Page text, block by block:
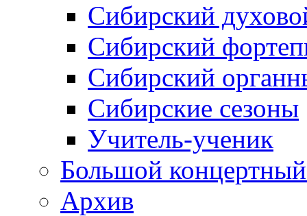
Сибирский
Сибирский
Сибирский
Сибирские сезоны
Учитель-ученик
Большой концертный
Архив